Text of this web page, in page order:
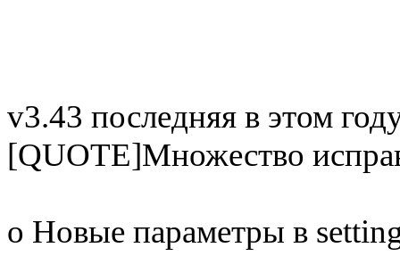
v3.43 последняя в этом
[QUOTE]Множество
o Новые параметры в